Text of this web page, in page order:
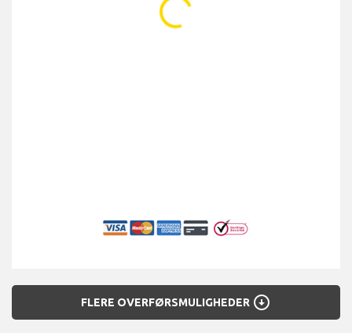
FLERE OVERFØRSMULIGHEDER arrow_circle_down